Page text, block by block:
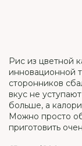
Рис из цветной
инновационной
сторонников
вкус не
больше, а
Можно просто
приготовить